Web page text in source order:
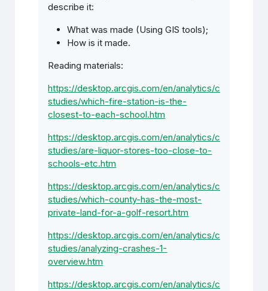
describe it:
What was made (Using GIS tools);
How is it made.
Reading materials:
https://desktop.arcgis.com/en/analytics/case-
studies/which-fire-station-is-the-
closest-to-each-school.htm
https://desktop.arcgis.com/en/analytics/case-
studies/are-liquor-stores-too-close-to-
schools-etc.htm
https://desktop.arcgis.com/en/analytics/case-
studies/which-county-has-the-most-
private-land-for-a-golf-resort.htm
https://desktop.arcgis.com/en/analytics/case-
studies/analyzing-crashes-1-
overview.htm
https://desktop.arcgis.com/en/analytics/case-